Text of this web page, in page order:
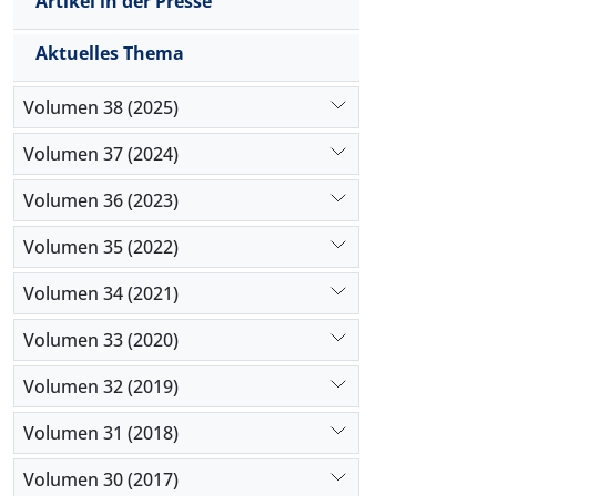
Aktuelles Thema
Volumen 38 (2025)
Volumen 37 (2024)
Volumen 36 (2023)
Volumen 35 (2022)
Volumen 34 (2021)
Volumen 33 (2020)
Volumen 32 (2019)
Volumen 31 (2018)
Volumen 30 (2017)